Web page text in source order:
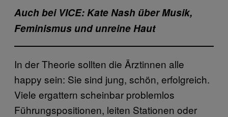
Auch bei VICE: Kate Nash über Musik,
Feminismus und unreine Haut
In der Theorie sollten die Ärztinnen alle
happy sein: Sie sind jung, schön, erfolgreich.
Viele ergattern scheinbar problemlos
Führungspositionen, leiten Stationen oder